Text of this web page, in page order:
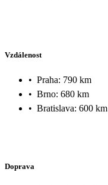
Vzdálenost
• Praha: 790 km
• Brno: 680 km
• Bratislava: 600 km
Doprava